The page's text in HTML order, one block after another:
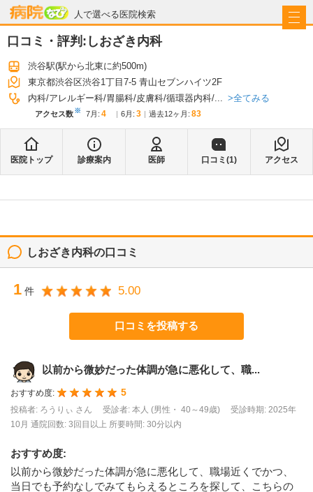
人で選べる医院検索
病院なび
口コミ・評判: しおざき内科
渋谷駅(駅から北東に約500m)
東京都渋谷区渋谷1丁目7-5 青山セブンハイツ2F
内科 アレルギー科 胃腸科 皮膚科 循環器内科 ... 全てみる
アクセス数※ 7月 : 4 6月 : 3 過去12ヶ月: 83
医院トップ 診療案内 医師 口コミ(1) アクセス
しおざき内科の口コミ
1 件 5.00
口コミを投稿する
以前から微妙だった体調が急に悪化して、職...
おすすめ度: 5
投稿者: ろうりぃ さん 受診者: 本人 (男性・ 40～49歳)
受診時期: 2025年
10月 通院回数: 3回目以上 所要時間: 30分以内
おすすめ度:
以前から微妙だった体調が急に悪化して、職場近くでかつ、
当日でも予約なしでみてもらえるところを探して、こちらの